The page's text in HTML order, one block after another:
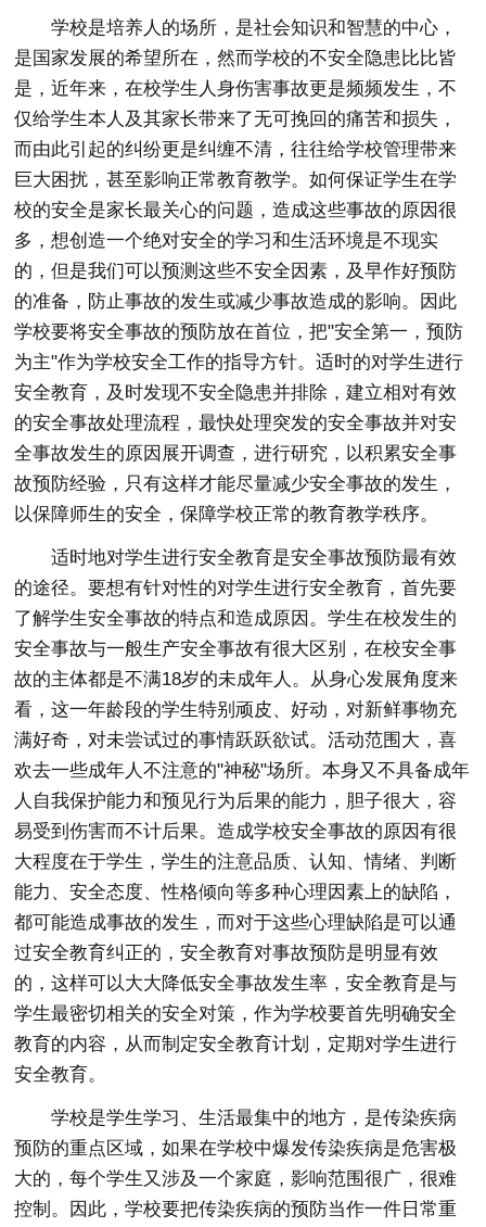
学校是培养人的场所，是社会知识和智慧的中心，
是国家发展的希望所在，然而学校的不安全隐患比比皆
是，近年来，在校学生人身伤害事故更是频频发生，不
仅给学生本人及其家长带来了无可挽回的痛苦和损失，
而由此引起的纠纷更是纠缠不清，往往给学校管理带来
巨大困扰，甚至影响正常教育教学。如何保证学生在学
校的安全是家长最关心的问题，造成这些事故的原因很
多，想创造一个绝对安全的学习和生活环境是不现实
的，但是我们可以预测这些不安全因素，及早作好预防
的准备，防止事故的发生或减少事故造成的影响。因此
学校要将安全事故的预防放在首位，把"安全第一，预防
为主"作为学校安全工作的指导方针。适时的对学生进行
安全教育，及时发现不安全隐患并排除，建立相对有效
的安全事故处理流程，最快处理突发的安全事故并对安
全事故发生的原因展开调查，进行研究，以积累安全事
故预防经验，只有这样才能尽量减少安全事故的发生，
以保障师生的安全，保障学校正常的教育教学秩序。
适时地对学生进行安全教育是安全事故预防最有效
的途径。要想有针对性的对学生进行安全教育，首先要
了解学生安全事故的特点和造成原因。学生在校发生的
安全事故与一般生产安全事故有很大区别，在校安全事
故的主体都是不满18岁的未成年人。从身心发展角度来
看，这一年龄段的学生特别顽皮、好动，对新鲜事物充
满好奇，对未尝试过的事情跃跃欲试。活动范围大，喜
欢去一些成年人不注意的"神秘"场所。本身又不具备成年
人自我保护能力和预见行为后果的能力，胆子很大，容
易受到伤害而不计后果。造成学校安全事故的原因有很
大程度在于学生，学生的注意品质、认知、情绪、判断
能力、安全态度、性格倾向等多种心理因素上的缺陷，
都可能造成事故的发生，而对于这些心理缺陷是可以通
过安全教育纠正的，安全教育对事故预防是明显有效
的，这样可以大大降低安全事故发生率，安全教育是与
学生最密切相关的安全对策，作为学校要首先明确安全
教育的内容，从而制定安全教育计划，定期对学生进行
安全教育。
学校是学生学习、生活最集中的地方，是传染疾病
预防的重点区域，如果在学校中爆发传染疾病是危害极
大的，每个学生又涉及一个家庭，影响范围很广，很难
控制。因此，学校要把传染疾病的预防当作一件日常重